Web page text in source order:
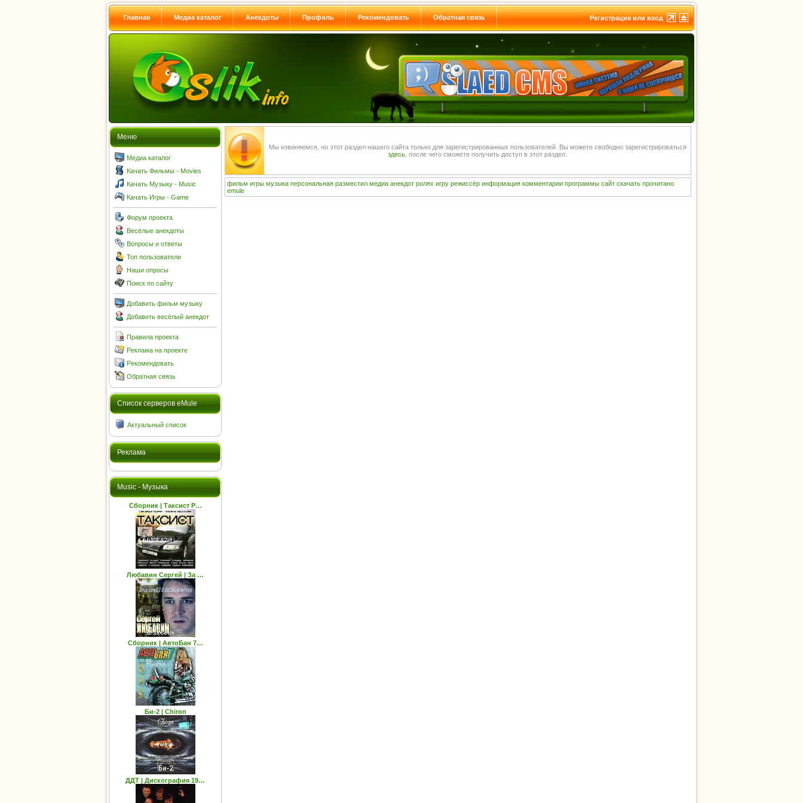
Регистрация или вход
Главная Медиа каталог Анекдоты Профиль Рекомендовать Обратная связь
Меню
Медиа каталог
Качать Фильмы - Movies
Качать Музыку - Music
Качать Игры - Game
Форум проекта
Весёлые анекдоты
Вопросы и ответы
Топ пользователи
Наши опросы
Поиск по сайту
Добавить фильм музыку
Добавить весёлый анекдот
Правила проекта
Реклама на проекте
Рекомендовать
Обратная связь
Cписок серверов eMule
Актуальный список
Реклама
Music - Музыка
Сборник | Таксист Р…
Любавин Сергей | За …
Сборник | АвтоБан 7…
Би-2 | Chiron
ДДТ | Дискография 19…
Мы извиняемся, но этот раздел нашего сайта только для зарегистрированных пользователей. Вы можете свободно зарегистрироваться
здесь , после чего сможете получить доступ в этот раздел.
фильм игры музыка персональная разместил медиа анекдот ролях игру режиссёр информация комментарии программы сайт скачать прочитано
emule